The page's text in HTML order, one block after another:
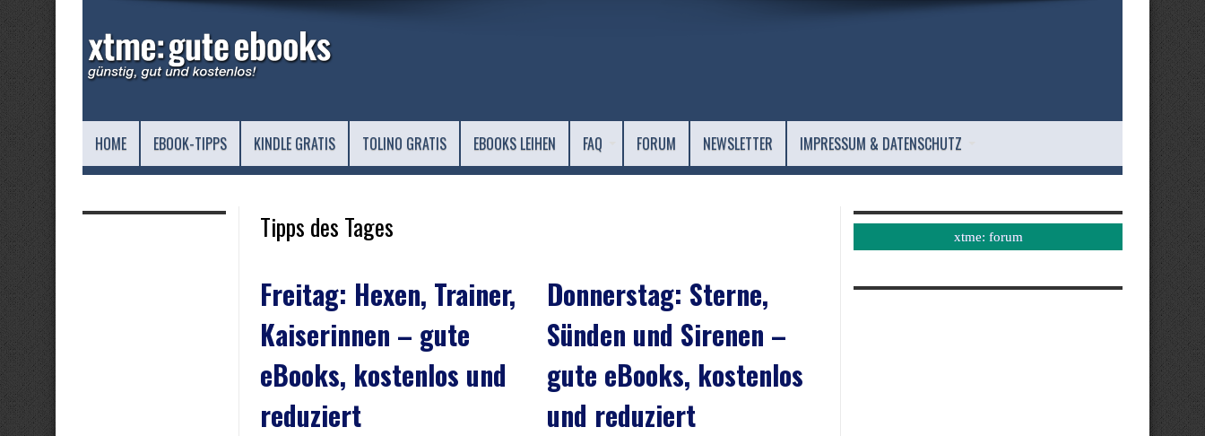
HOME EBOOK-TIPPS KINDLE GRATIS TOLINO GRATIS EBOOKS LEIHEN FAQ FORUM NEWSLETTER IMPRESSUM & DATENSCHUTZ
Tipps des Tages
Freitag: Hexen, Trainer,
Kaiserinnen – gute
eBooks, kostenlos und
reduziert
Donnerstag: Sterne,
Sünden und Sirenen –
gute eBooks, kostenlos
und reduziert
xtme: forum